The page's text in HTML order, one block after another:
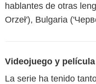
hablantes de otras
Orzeł'), Bulgaria
Videojuego y película
La serie ha tenido